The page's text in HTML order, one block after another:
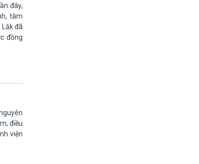
đây,
tâm
Lăk đã
đồng
điều
viện